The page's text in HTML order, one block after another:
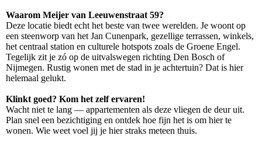
Waarom Meijer van Leeuwenstraat 59?
Deze locatie biedt echt het beste van twee werelden. Je woont op
een steenworp van het Jan Cunenpark, gezellige terrassen, winkels,
het centraal station en culturele hotspots zoals de Groene Engel.
Tegelijk zit je zó op de uitvalswegen richting Den Bosch of
Nijmegen. Rustig wonen met de stad in je achtertuin? Dat is hier
helemaal gelukt.
Klinkt goed? Kom het zelf ervaren!
Wacht niet te lang — appartementen als deze vliegen de deur uit.
Plan snel een bezichtiging en ontdek hoe fijn het is om hier te
wonen. Wie weet voel jij je hier straks meteen thuis.